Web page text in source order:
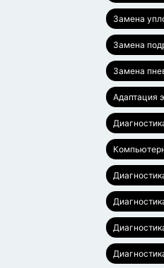
Замена
Замена
Замена
Адаптация